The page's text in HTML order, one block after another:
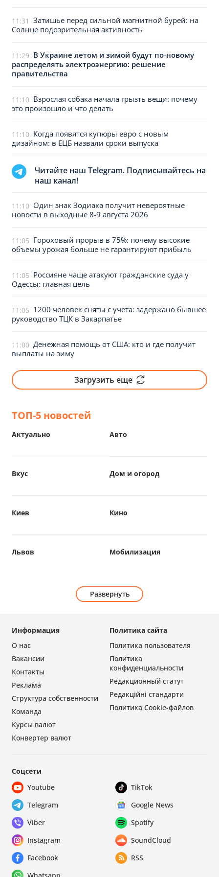
11:31 Затишье перед сильной магнитной бурей: на
Солнце подозрительная активность
11:29 В Украине летом и зимой будут по-новому
распределять электроэнергию: решение
правительства
11:10 Взрослая собака начала грызть вещи: почему
это произошло и что делать
11:10 Когда появятся купюры евро с новым
дизайном: в ЕЦБ назвали сроки выпуска
Читайте наш Telegram. Подписывайтесь на
наш канал!
11:10 Один знак Зодиака получит невероятные
новости в выходные 8-9 августа 2026
11:05 Гороховый прорыв в 75%: почему высокие
объемы урожая больше не гарантируют прибыль
11:05 Россияне чаще атакуют гражданские суда у
Одессы: главная цель
11:05 1200 человек сняты с учета: задержано бывшее
руководство ТЦК в Закарпатье
11:00 Денежная помощь от США: кто и где получит
выплаты на зиму
Загрузить еще
ТОП-5 новостей
Авто
Актуально
Вкус Дом и огород
Киев Кино
Львов Мобилизация
Развернуть
Политика сайта
Политика пользователя
Политика
конфиденциальности
Редакционный статут
Редакційні стандарти
Политика Cookie-файлов
Информация
О нас
Вакансии
Контакты
Реклама
Структура собственности
Команда
Курсы валют
Конвертер валют
Соцсети
Youtube
TikTok
Telegram
Google News
Viber
Spotify
Instagram
SoundCloud
Facebook
RSS